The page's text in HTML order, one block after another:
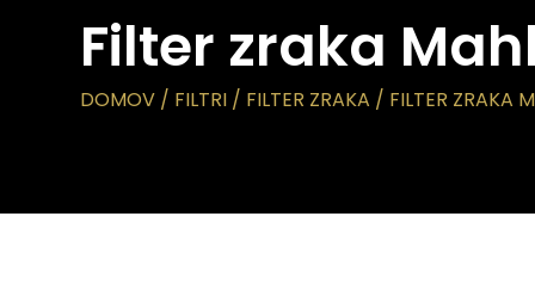
Filter zraka
DOMOV / FILTRI / FILTER ZRAKA / FILTER ZRAKA